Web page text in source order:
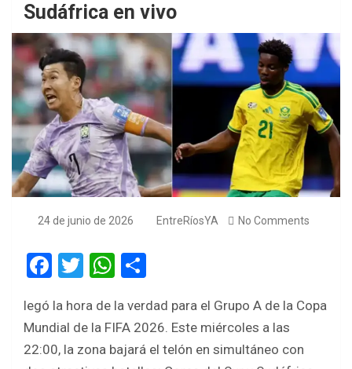
Sudáfrica en vivo
24 de junio de 2026 EntreRíosYA No Comments
F
ce
b
T
tt
er
W
at
s
ar
e
legó la hora de la verdad para el Grupo A de la Copa
Mundial de la FIFA 2026. Este miércoles a las
22:00, la zona bajará el telón en simultáneo con